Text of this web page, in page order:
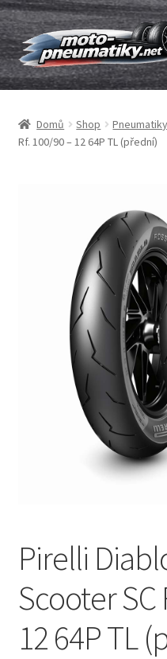
Přeskočit
na
navigaci
Přejít
k
obsahu
webu
Pneumatiky
Duše & ráfkové pásky
Domů Shop Pneumatiky
Rf. 100/90 – 12 64P TL (přední)
Pirelli
Scooter SC
12 64P TL